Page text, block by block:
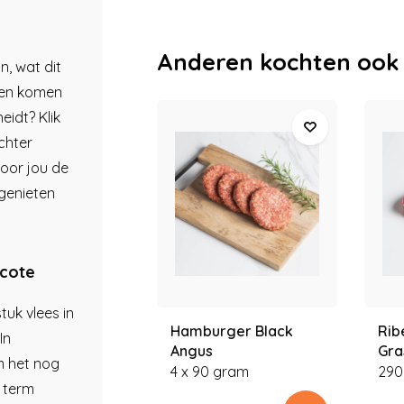
wat dit
komen
Klik
jou de
vlees in
het nog
term
Anderen kochten ook
Hamburger Black
Angus
4 x 90 gram